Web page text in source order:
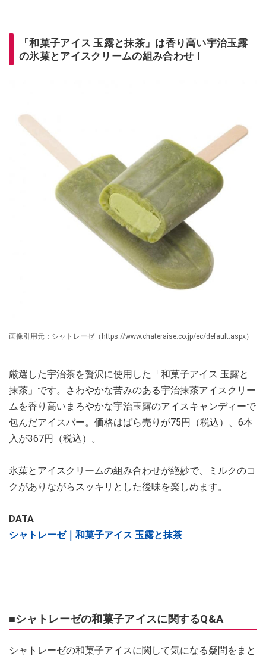
「和菓子アイス 玉露と抹茶」は香り高い宇治玉露
の氷菓とアイスクリームの組み合わせ！
画像引用元：シャトレーゼ（https://www.chateraise.co.jp/ec/default.aspx）
厳選した宇治茶を贅沢に使用した「和菓子アイス 玉露と
抹茶」です。さわやかな苦みのある宇治抹茶アイスクリー
ムを香り高いまろやかな宇治玉露のアイスキャンディーで
包んだアイスバー。価格はばら売りが75円（税込）、6本
入が367円（税込）。
氷菓とアイスクリームの組み合わせが絶妙で、ミルクのコ
クがありながらスッキリとした後味を楽しめます。
DATA
シャトレーゼ｜和菓子アイス 玉露と抹茶
■シャトレーゼの和菓子アイスに関するQ&A
シャトレーゼの和菓子アイスに関して気になる疑問をまと